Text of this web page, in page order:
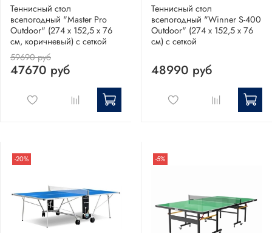
Теннисный стол
всепогодный "Master Pro
Outdoor" (274 х 152,5 х 76
см, коричневый) с сеткой
59690 руб
47670 руб
Теннисный стол
всепогодный "Winner S-400
Outdoor" (274 х 152,5 х 76
см) с сеткой
48990 руб
-20% -5%